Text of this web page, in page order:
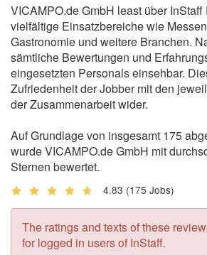
VICAMPO.de GmbH least über InStaff
vielfältige Einsatzbereiche wie
Gastronomie und weitere Branchen.
sämtliche Bewertungen und
eingesetzten Personals einsehbar.
Zufriedenheit der Jobber mit den
der Zusammenarbeit wider.
Auf Grundlage von insgesamt 175
wurde VICAMPO.de GmbH mit
Sternen bewertet.
4.83 (175 Jobs)
The ratings and texts of these
for logged in users of InStaff.